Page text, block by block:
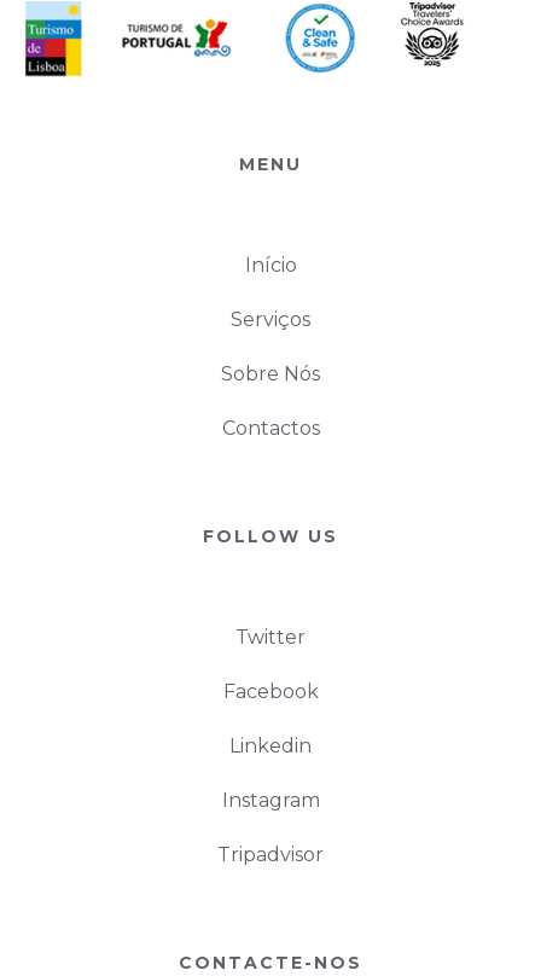
MENU
Início
Serviços
Sobre Nós
Contactos
FOLLOW US
Twitter
Facebook
Linkedin
Instagram
Tripadvisor
CONTACTE-NOS